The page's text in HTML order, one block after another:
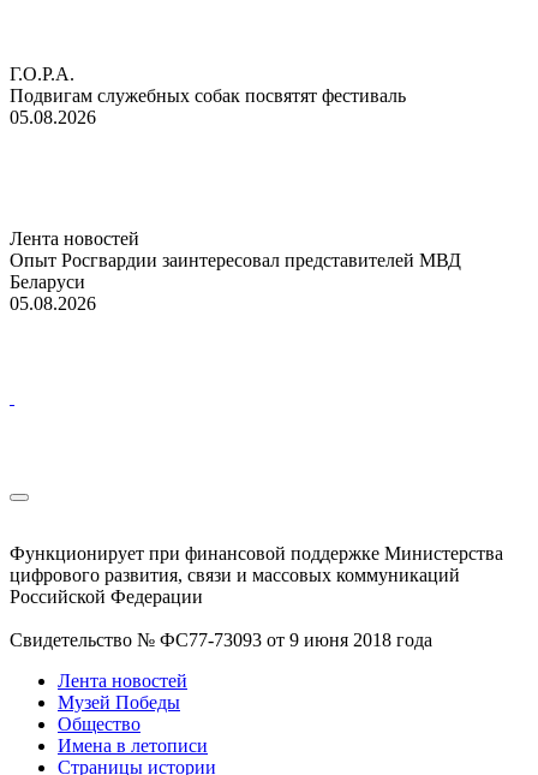
Г.О.Р.А.
Подвигам служебных собак посвятят фестиваль
05.08.2026
Лента новостей
Опыт Росгвардии заинтересовал представителей МВД
Беларуси
05.08.2026
Функционирует при финансовой поддержке Министерства
цифрового развития, связи и массовых коммуникаций
Российской Федерации
Свидетельство № ФС77-73093 от 9 июня 2018 года
Лента новостей
Музей Победы
Общество
Имена в летописи
Страницы истории